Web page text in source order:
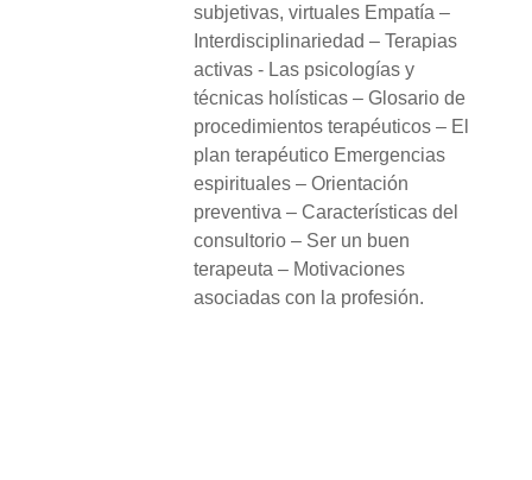
subjetivas, virtuales Empatía –
Interdisciplinariedad – Terapias
activas - Las psicologías y
técnicas holísticas – Glosario de
procedimientos terapéuticos – El
plan terapéutico Emergencias
espirituales – Orientación
preventiva – Características del
consultorio – Ser un buen
terapeuta – Motivaciones
asociadas con la profesión.